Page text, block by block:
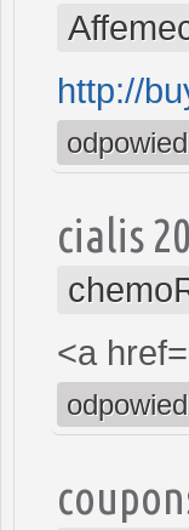
http://
cialis
<a href=